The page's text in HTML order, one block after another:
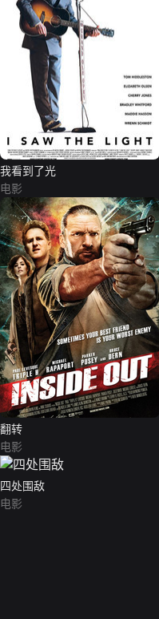
我看到了光
电影
翻转
电影
四处围敌
电影